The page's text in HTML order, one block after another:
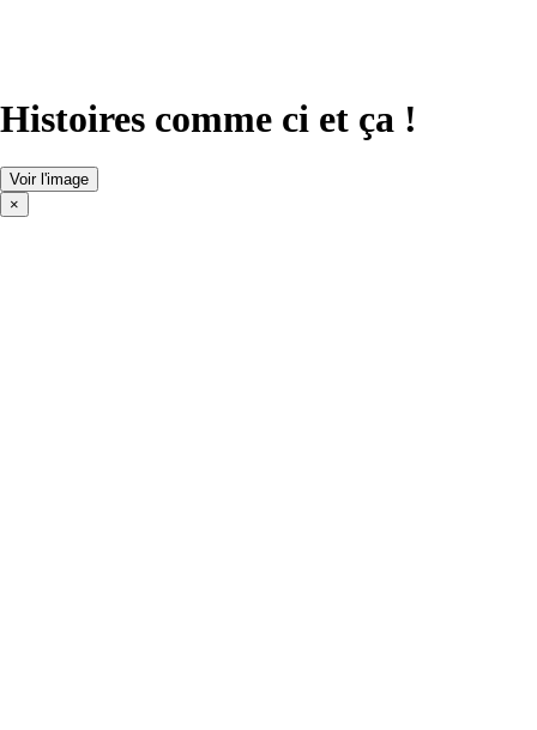
Histoires comme ci et ça !
Voir l'image
×